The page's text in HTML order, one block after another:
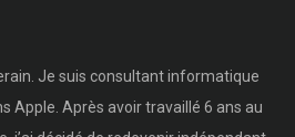
Je suis consultant informatique
Apple. Après avoir travaillé 6 ans au